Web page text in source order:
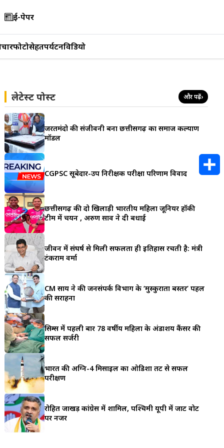
ई-पेपर
फोटोसेहतपर्यटनविडियो
लेटेस्ट पोस्ट और पढ़ें›
जरूरतमंदो की संजीवनी बना छत्तीसगढ़ का समाज कल्याण
मॉडल
CGPSC सूबेदार-उप निरीक्षक परीक्षा परिणाम विवाद
छत्तीसगढ़ की दो खिलाड़ी भारतीय महिला जूनियर हॉकी
टीम में चयन , अरुण साव ने दी बधाई
जीवन में संघर्ष से मिली सफलता ही इतिहास रचती है: मंत्री
टंकराम वर्मा
CM साय ने की जनसंपर्क विभाग के ‘मुस्कुराता बस्तर’ पहल
की सराहना
सिम्स में पहली बार 78 वर्षीय महिला के अंडाशय कैंसर की
सफल सर्जरी
भारत की अग्नि-4 मिसाइल का ओडिशा तट से सफल
परीक्षण
रोहित जाखड़ कांग्रेस में शामिल, पश्चिमी यूपी में जाट वोट
पर नजर
r